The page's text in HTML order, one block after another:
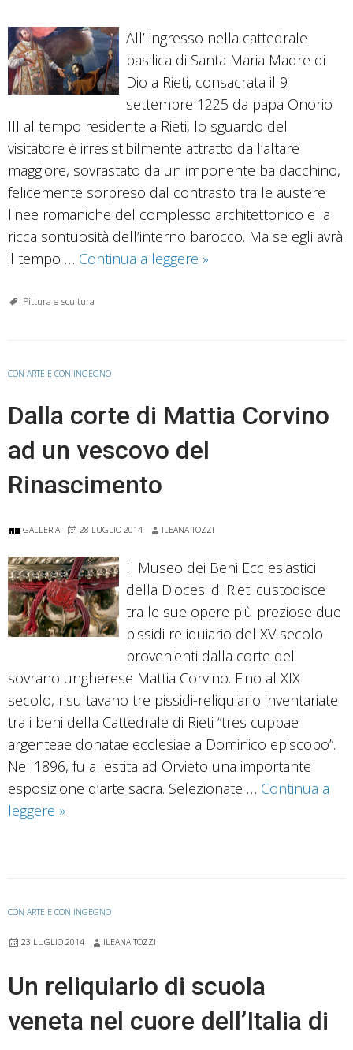
All’ ingresso nella cattedrale
basilica di Santa Maria Madre di
Dio a Rieti, consacrata il 9
settembre 1225 da papa Onorio
III al tempo residente a Rieti, lo sguardo del
visitatore è irresistibilmente attratto dall’altare
maggiore, sovrastato da un imponente baldacchino,
felicemente sorpreso dal contrasto tra le austere
linee romaniche del complesso architettonico e la
ricca sontuosità dell’interno barocco. Ma se egli avrà
il tempo … Continua a leggere La
d’arte
fede
»
Pittura e scultura
CON ARTE E CON INGEGNO
Dalla corte di Mattia Corvino
ad un vescovo del
Rinascimento
GALLERIA 28 LUGLIO 2014 ILEANA TOZZI
Il Museo dei Beni Ecclesiastici
della Diocesi di Rieti custodisce
tra le sue opere più preziose due
pissidi reliquiario del XV secolo
provenienti dalla corte del
sovrano ungherese Mattia Corvino. Fino al XIX
secolo, risultavano tre pissidi-reliquiario inventariate
tra i beni della Cattedrale di Rieti “tres cuppae
argenteae donatae ecclesiae a Dominico episcopo”.
Nel 1896, fu allestita ad Orvieto una importante
esposizione d’arte sacra. Selezionate … Continua a
leggere Dalla
ad
un
del
Rinascimento
»
CON ARTE E CON INGEGNO
23 LUGLIO 2014 ILEANA TOZZI
Un reliquiario di scuola
veneta nel cuore dell’Italia di